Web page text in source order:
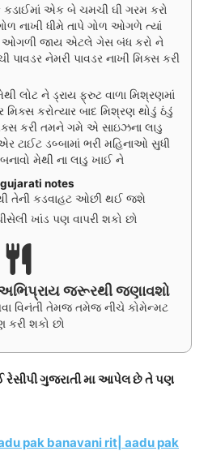
એક બે ચમચી ઘી ગરમ કરો
નાખી ધીમે તાપે ગોળ ઓગળે ત્યાં
ઓગળી જાય એટલે ગેસ બંધ કરો ને
નેમરી પાવડર નાખી મિક્સ કરી
લોટ ને ડ્રાય ફ્રુટ વાળા મિશ્રણમાં
કરોત્યાર બાદ મિશ્રણ થોડું ઠંડું
કરી તમને ગમે એ સાઇઝના લાડુ
ટાઈટ ડબ્બામાં ભરી મહિનાઓ સુધી
મેથી ના લાડુ ખાઈ ને
notes
તેની કડવાહટ ઓછી થઈ જશે
ખાંડ પણ વાપરી શકો છો
જરૂરથી જણાવશો
વિનંતી તેમજ તમેજ નીચે કોમેન્મટ
કરી શકો છો
રેસીપી ગુજરાતી મા આપેલ છે તે પણ
pak banavani rit| aadu pak